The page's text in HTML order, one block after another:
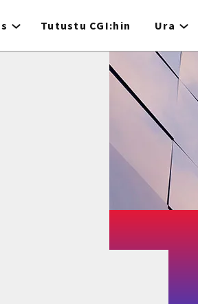
Tutustu CGI:hin Ura